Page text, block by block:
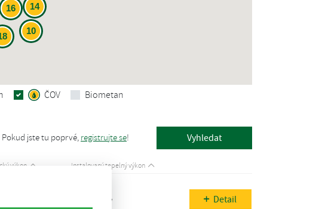
10
16 14
ČOV
Biometan
Pokud jste tu poprvé, registrujte se!
výkon Instalovaný tepelný výkon
724 kW Detail